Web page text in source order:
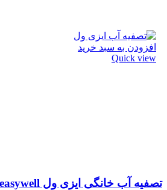
افزودن به سبد خرید
Quick view
تصفیه آب خانگی ایزی ول easywell ساخت تایوان